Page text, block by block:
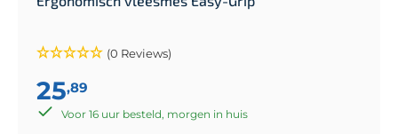
(0 Reviews)
25,89
Voor 16 uur besteld, morgen in huis